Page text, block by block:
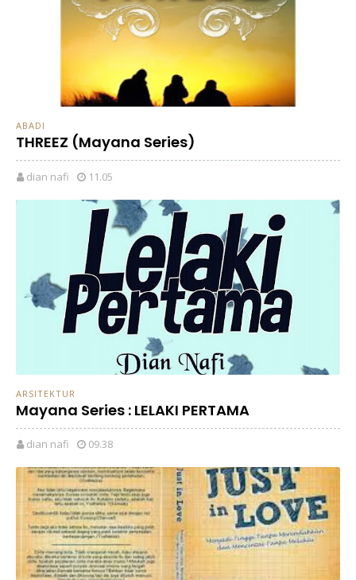
ABADI
THREEZ (Mayana Series)
dian nafi 11.05
ARSITEKTUR
Mayana Series : LELAKI PERTAMA
dian nafi 09.38